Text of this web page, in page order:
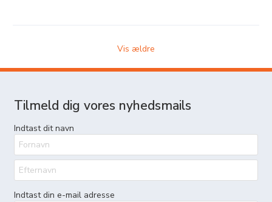
Vis ældre
Tilmeld dig vores nyhedsmails
Indtast dit navn
Indtast din e-mail adresse